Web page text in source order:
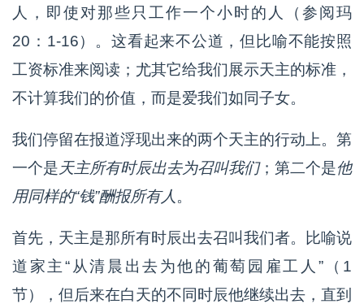
人，即使对那些只工作一个小时的人（参阅玛
20：1-16）。这看起来不公道，但比喻不能按照
工资标准来阅读；尤其它给我们展示天主的标准，
不计算我们的价值，而是爱我们如同子女。
我们停留在报道浮现出来的两个天主的行动上。第
一个是天主所有时辰出去为召叫我们；第二个是他
用同样的“钱”酬报所有人 。
首先，天主是那所有时辰出去召叫我们者。比喻说
道家主“从清晨出去为他的葡萄园雇工人”（1
节），但后来在白天的不同时辰他继续出去，直到